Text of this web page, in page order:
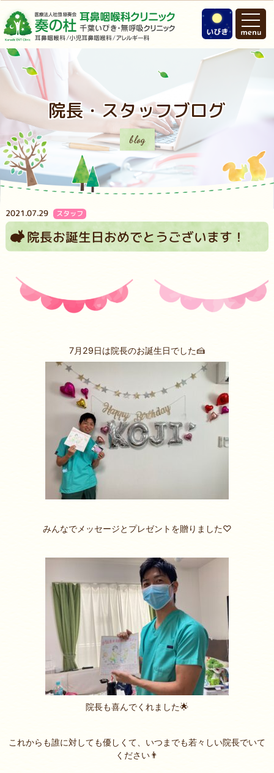
院長・スタッフブログ
blog
2021.07.29 スタッフ
院長お誕生日おめでとうございます！
7月29日は院長のお誕生日でした🍰
みんなでメッセージとプレゼントを贈りました♡
院長も喜んでくれました🌟
これからも誰に対しても優しくて、いつまでも若々しい院長でいて
ください👨